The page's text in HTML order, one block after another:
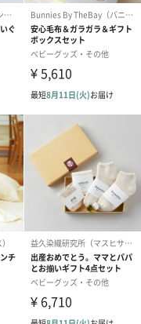
ィー
フルーツティ
フトへの＋αにおすすめ